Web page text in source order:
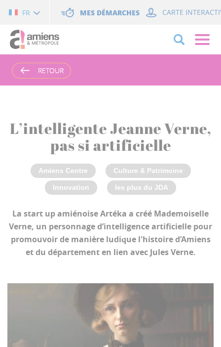
FR MES DÉMARCHES CARTE
RETOUR
RETOUR
L’intelligente Jeanne Verne,
pas si artificielle
Amiens Centre Culture & Patrimoine
Innovation les plus du JDA
La start up amiénoise Artéka a créé Mademoiselle
Verne, un personnage d’intelligence artificielle pour
promouvoir de manière ludique l'histoire d’Amiens
et du département en lien avec Jules Verne.